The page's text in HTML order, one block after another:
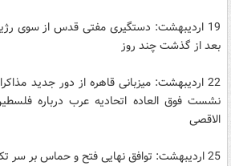
19 اردیبهشت: دستگیری مفتی قدس از سوی
بعد از گذشت چند روز
22 اردیبهشت: میزبانی قاهره از دور جدید
نشست فوق العاده اتحادیه عرب درباره
الاقصی
25 اردیبهشت: توافق نهایی فتح و حماس بر سر تکمیل پرونده آشتی ملی